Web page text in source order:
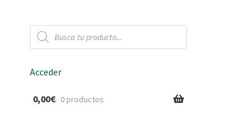
Búsqueda
de
productos
Acceder
0,00€ 0 productos